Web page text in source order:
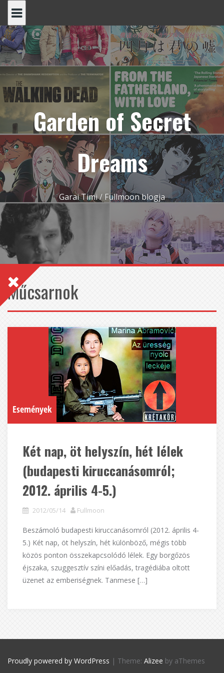
content
Garden of Secret
Dreams
Garai Timi / Fullmoon blogja
Műcsarnok
Események
Két nap, öt helyszín, hét lélek
(budapesti kiruccanásomról;
2012. április 4-5.)
2012/05/14 Fullmoon
Beszámoló budapesti kiruccanásomról (2012. április 4-
5.) Két nap, öt helyszín, hét különböző, mégis több
közös ponton összekapcsolódó lélek. Egy borgőzös
éjszaka, szuggesztív színi előadás, tragédiába oltott
üzenet az emberiségnek. Tanmese […]
Proudly powered by WordPress | Theme: Alizee by aThemes